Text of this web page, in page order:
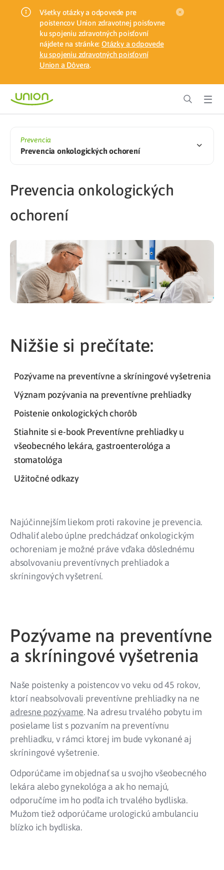
Všetky otázky a odpovede pre
poistencov Union zdravotnej poisťovne
ku spojeniu zdravotných poisťovní
nájdete na stránke: Otázky a odpovede
ku spojeniu zdravotných poisťovní
Union a Dôvera.
Prevencia
Prevencia onkologických ochorení
Prevencia onkologických
ochorení
Nižšie si prečítate:
Pozývame na preventívne a skríningové vyšetrenia
Význam pozývania na preventívne prehliadky
Poistenie onkologických chorôb
Stiahnite si e-book Preventívne prehliadky u
všeobecného lekára, gastroenterológa a
stomatológa
Užitočné odkazy
Najúčinnejším liekom proti rakovine je prevencia.
Odhaliť alebo úplne predchádzať onkologickým
ochoreniam je možné práve vďaka dôslednému
absolvovaniu preventívnych prehliadok a
skríningových vyšetrení.
Pozývame na preventívne
a skríningové vyšetrenia
Naše poistenky a poistencov vo veku od 45 rokov,
ktorí neabsolvovali preventívne prehliadky na ne
adresne pozývame. Na adresu trvalého pobytu im
posielame list s pozvaním na preventívnu
prehliadku, v rámci ktorej im bude vykonané aj
skríningové vyšetrenie.
Odporúčame im objednať sa u svojho všeobecného
lekára alebo gynekológa a ak ho nemajú,
odporučíme im ho podľa ich trvalého bydliska.
Mužom tiež odporúčame urologickú ambulanciu
blízko ich bydliska.